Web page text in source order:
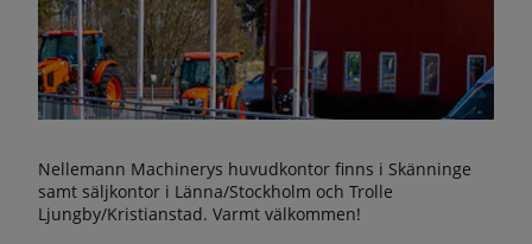
Nellemann Machinerys huvudkontor finns i Skänninge
samt säljkontor i Länna/Stockholm och Trolle
Ljungby/Kristianstad. Varmt välkommen!